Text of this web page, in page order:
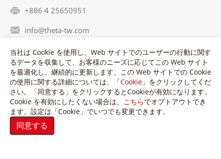
+886 4 25650951
info@theta-tw.com
Copyright © Theta Precision Co., LTD. All Rights Reserved.
Terms of Use
Privacy Policy
GTMC
Taiwan Products
Market Prospects
当社は Cookie を使用し、Web サイトでのユーザーの行動に関す
るデータを収集して、お客様のニーズに応じてこの Web サイト
を最適化し、継続的に更新します。この Web サイトでの Cookie
の使用に関する詳細については、「Cookie 」をクリックしてくだ
さい。「同意する」をクリックするとCookieが有効になります。
Cookie を有効にしたくない場合は、 こちらでオプトアウトでき
ます。設定は「Cookie」でいつでも変更できます。
同意する